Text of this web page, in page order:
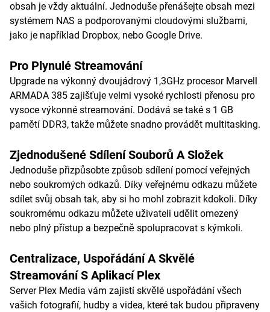
obsah je vždy aktuální. Jednoduše přenášejte obsah mezi
systémem NAS a podporovanými cloudovými službami,
jako je například Dropbox, nebo Google Drive.
Pro Plynulé Streamování
Upgrade na výkonný dvoujádrový 1,3GHz procesor Marvell
ARMADA 385 zajišťuje velmi vysoké rychlosti přenosu pro
vysoce výkonné streamování. Dodává se také s 1 GB
pamětí DDR3, takže můžete snadno provádět multitasking.
Zjednodušené Sdílení Souborů A Složek
Jednoduše přizpůsobte způsob sdílení pomocí veřejných
nebo soukromých odkazů. Díky veřejnému odkazu můžete
sdílet svůj obsah tak, aby si ho mohl zobrazit kdokoli. Díky
soukromému odkazu můžete uživateli udělit omezený
nebo plný přístup a bezpečně spolupracovat s kýmkoli.
Centralizace, Uspořádání A Skvělé
Streamování S Aplikací Plex
Server Plex Media vám zajistí skvělé uspořádání všech
vašich fotografií, hudby a videa, které tak budou připraveny